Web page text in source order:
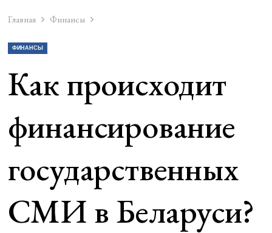
Главная Финансы
ФИНАНСЫ
Как происходит
финансирование
государственных
СМИ в Беларуси?